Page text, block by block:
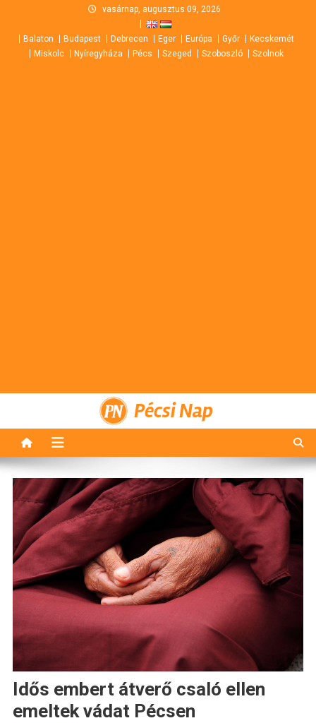
content
vasárnap, augusztus 09, 2026
Balaton Budapest Debrecen Eger Európa Győr
Kecskemét
Miskolc
Nyíregyháza Pécs Szeged Szoboszló Szolnok
Pécsi Nap
Idős embert átverő csaló ellen
emeltek vádat Pécsen